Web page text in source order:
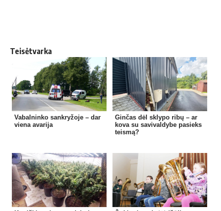
Teisėtvarka
Vabalninko sankryžoje – dar
viena avarija
Ginčas dėl sklypo ribų – ar
kova su savivaldybe pasieks
teismą?